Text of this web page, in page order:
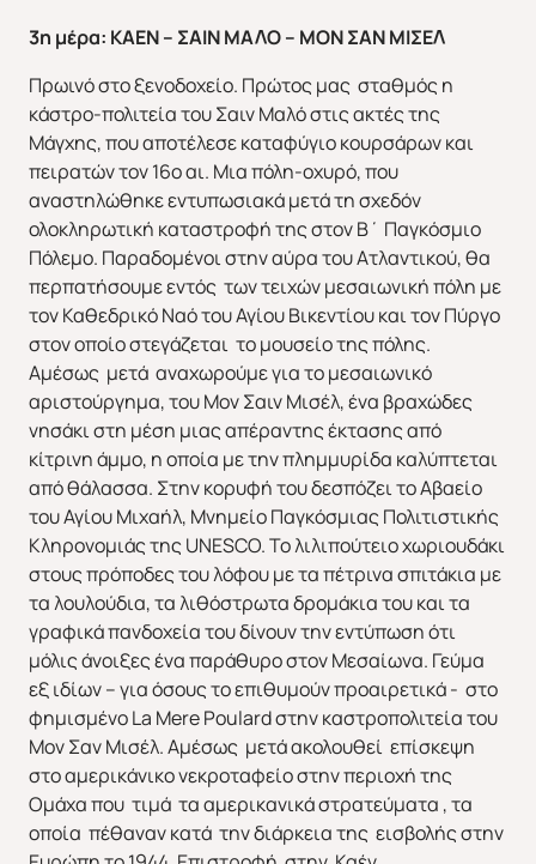
3η μέρα: ΚΑΕΝ – ΣΑΙΝ ΜΑΛΟ – ΜΟΝ ΣΑΝ ΜΙΣΕΛ
Πρωινό στο ξενοδοχείο. Πρώτος μας σταθμός η
κάστρο-πολιτεία του Σαιν Μαλό στις ακτές της
Μάγχης, που αποτέλεσε καταφύγιο κουρσάρων και
πειρατών τον 16ο αι. Μια πόλη-οχυρό, που
αναστηλώθηκε εντυπωσιακά μετά τη σχεδόν
ολοκληρωτική καταστροφή της στον Β΄ Παγκόσμιο
Πόλεμο. Παραδομένοι στην αύρα του Ατλαντικού, θα
περπατήσουμε εντός των τειχών μεσαιωνική πόλη με
τον Καθεδρικό Ναό του Αγίου Βικεντίου και τον Πύργο
στον οποίο στεγάζεται το μουσείο της πόλης.
Αμέσως μετά αναχωρούμε για το μεσαιωνικό
αριστούργημα, του Μον Σαιν Μισέλ, ένα βραχώδες
νησάκι στη μέση μιας απέραντης έκτασης από
κίτρινη άμμο, η οποία με την πλημμυρίδα καλύπτεται
από θάλασσα. Στην κορυφή του δεσπόζει το Αβαείο
του Αγίου Μιχαήλ, Μνημείο Παγκόσμιας Πολιτιστικής
Κληρονομιάς της UNESCO. Το λιλιπούτειο χωριουδάκι
στους πρόποδες του λόφου με τα πέτρινα σπιτάκια με
τα λουλούδια, τα λιθόστρωτα δρομάκια του και τα
γραφικά πανδοχεία του δίνουν την εντύπωση ότι
μόλις άνοιξες ένα παράθυρο στον Μεσαίωνα. Γεύμα
εξ ιδίων – για όσους το επιθυμούν προαιρετικά - στο
φημισμένο La Mere Poulard στην καστροπολιτεία του
Μον Σαν Μισέλ. Αμέσως μετά ακολουθεί επίσκεψη
στο αμερικάνικο νεκροταφείο στην περιοχή της
Ομάχα που τιμά τα αμερικανικά στρατεύματα , τα
οποία πέθαναν κατά την διάρκεια της εισβολής στην